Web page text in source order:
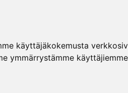
käyttäjäkokemusta
ymmärrystämme